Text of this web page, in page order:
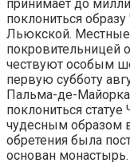
принимает до
поклониться
Льюкской. Местные
покровительницей
чествуют особым
первую субботу
Пальма-де-
поклониться
чудесным образом
обретения была
основан монастырь.